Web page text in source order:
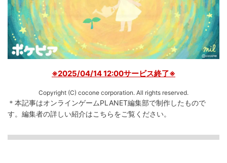
※2025/04/14 12:00サービス終了※
Copyright (C) cocone corporation. All rights reserved.
＊本記事はオンラインゲームPLANET編集部で制作したもので
す。 編集者の詳しい紹介はこちらをご覧ください。